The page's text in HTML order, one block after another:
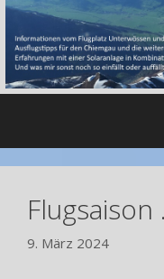
Flugsaison
9. März 2024